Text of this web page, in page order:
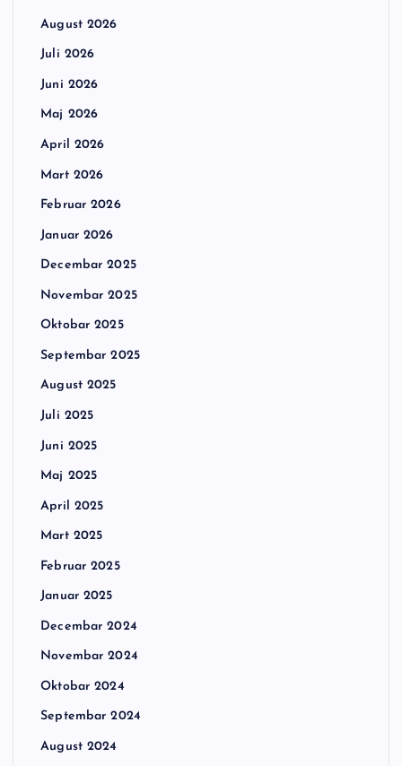
August 2026
Juli 2026
Juni 2026
Maj 2026
April 2026
Mart 2026
Februar 2026
Januar 2026
Decembar 2025
Novembar 2025
Oktobar 2025
Septembar 2025
August 2025
Juli 2025
Juni 2025
Maj 2025
April 2025
Mart 2025
Februar 2025
Januar 2025
Decembar 2024
Novembar 2024
Oktobar 2024
Septembar 2024
August 2024